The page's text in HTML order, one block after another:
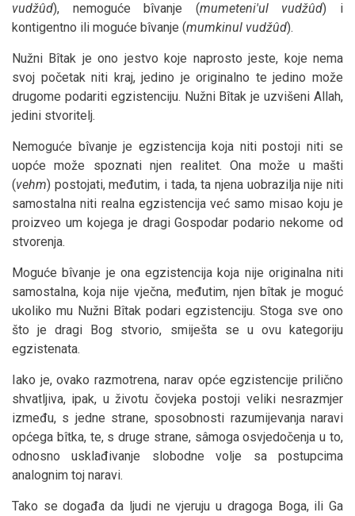
vudžûd), nemoguće bîvanje (mumeteni'ul vudžûd) i
kontigentno ili moguće bîvanje (mumkinul vudžûd).
Nužni Bîtak je ono jestvo koje naprosto jeste, koje nema
svoj početak niti kraj, jedino je originalno te jedino može
drugome podariti egzistenciju. Nužni Bîtak je uzvišeni Allah,
jedini stvoritelj.
Nemoguće bîvanje je egzistencija koja niti postoji niti se
uopće može spoznati njen realitet. Ona može u mašti
(vehm) postojati, međutim, i tada, ta njena uobrazilja nije niti
samostalna niti realna egzistencija već samo misao koju je
proizveo um kojega je dragi Gospodar podario nekome od
stvorenja.
Moguće bîvanje je ona egzistencija koja nije originalna niti
samostalna, koja nije vječna, međutim, njen bîtak je moguć
ukoliko mu Nužni Bîtak podari egzistenciju. Stoga sve ono
što je dragi Bog stvorio, smiješta se u ovu kategoriju
egzistenata.
Iako je, ovako razmotrena, narav opće egzistencije prilično
shvatljiva, ipak, u životu čovjeka postoji veliki nesrazmjer
između, s jedne strane, sposobnosti razumijevanja naravi
općega bîtka, te, s druge strane, sâmoga osvjedočenja u to,
odnosno usklađivanje slobodne volje sa postupcima
analognim toj naravi.
Tako se događa da ljudi ne vjeruju u dragoga Boga, ili Ga